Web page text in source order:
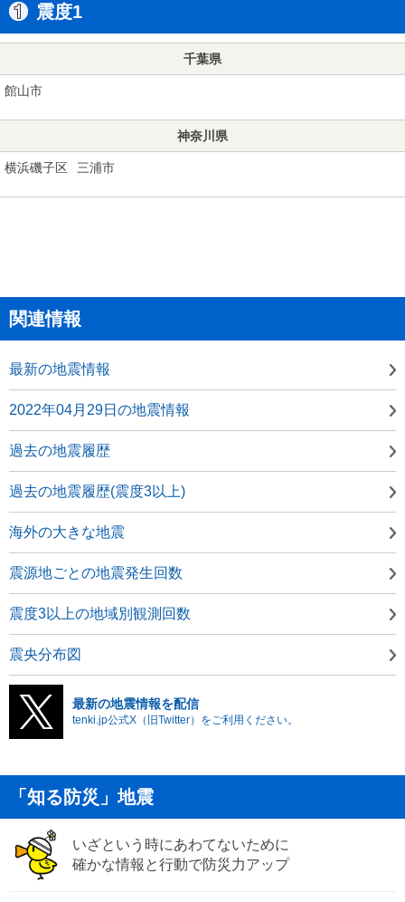
震度1
千葉県
館山市
神奈川県
横浜磯子区 三浦市
関連情報
最新の地震情報
2022年04月29日の地震情報
過去の地震履歴
過去の地震履歴(震度3以上)
海外の大きな地震
震源地ごとの地震発生回数
震度3以上の地域別観測回数
震央分布図
最新の地震情報を配信
tenki.jp公式X（旧Twitter）をご利用ください。
「知る防災」地震
いざという時にあわてないために
確かな情報と行動で防災力アップ